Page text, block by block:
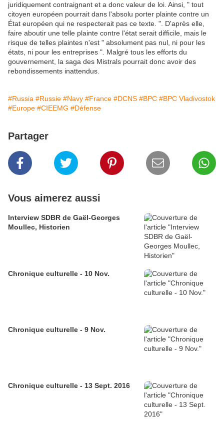
juridiquement contraignant et a donc valeur de loi. Ainsi, " tout
citoyen européen pourrait dans l'absolu porter plainte contre un
État européen qui ne respecterait pas ce texte. ". D'après elle,
faire aboutir une telle plainte contre l'état serait difficile, mais le
risque de telles plaintes n'est " absolument pas nul, ni pour les
états, ni pour les entreprises ". Malgré tous les efforts du
gouvernement, la saga des Mistrals pourrait donc avoir des
rebondissements inattendus.
#Russia #Russie #Navy #France #DCNS #BPC #BPC Vladivostok
#Europe #CIEEMG #Défense
Partager
Vous aimerez aussi
Interview SDBR de Gaël-Georges
Moullec, Historien
Chronique culturelle - 10 Nov.
Chronique culturelle - 9 Nov.
Chronique culturelle - 13 Sept. 2016